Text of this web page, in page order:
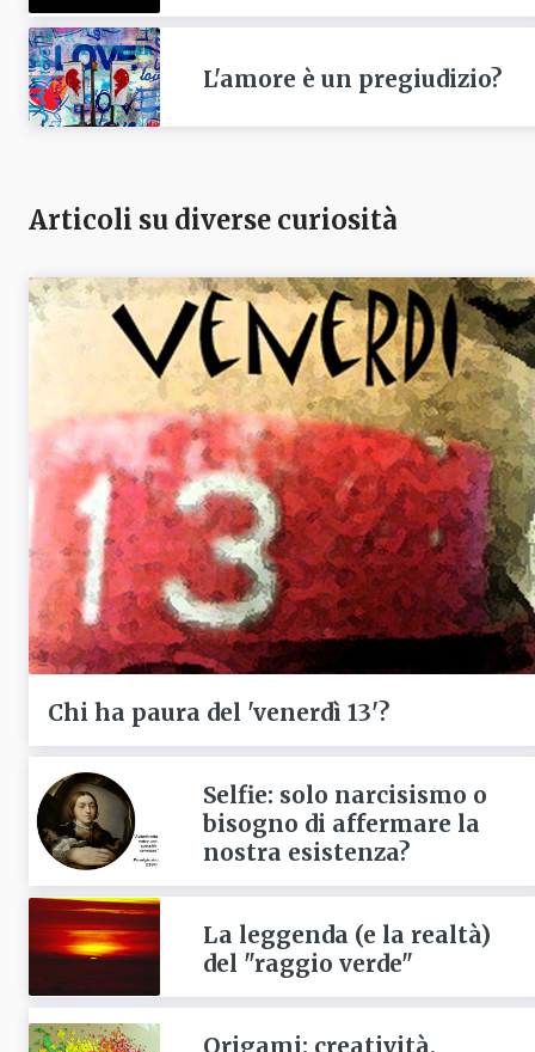
L'amore è un pregiudizio?
Articoli su diverse curiosità
Chi ha paura del 'venerdì 13'?
Selfie: solo narcisismo o
bisogno di affermare la
nostra esistenza?
La leggenda (e la realtà)
del "raggio verde"
Origami: creatività,